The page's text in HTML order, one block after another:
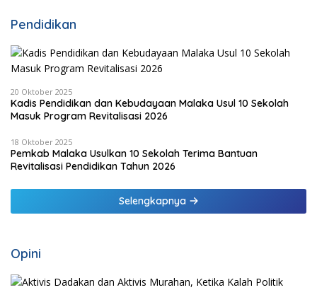
Pendidikan
20 Oktober 2025
Kadis Pendidikan dan Kebudayaan Malaka Usul 10 Sekolah
Masuk Program Revitalisasi 2026
18 Oktober 2025
Pemkab Malaka Usulkan 10 Sekolah Terima Bantuan
Revitalisasi Pendidikan Tahun 2026
Selengkapnya
Opini